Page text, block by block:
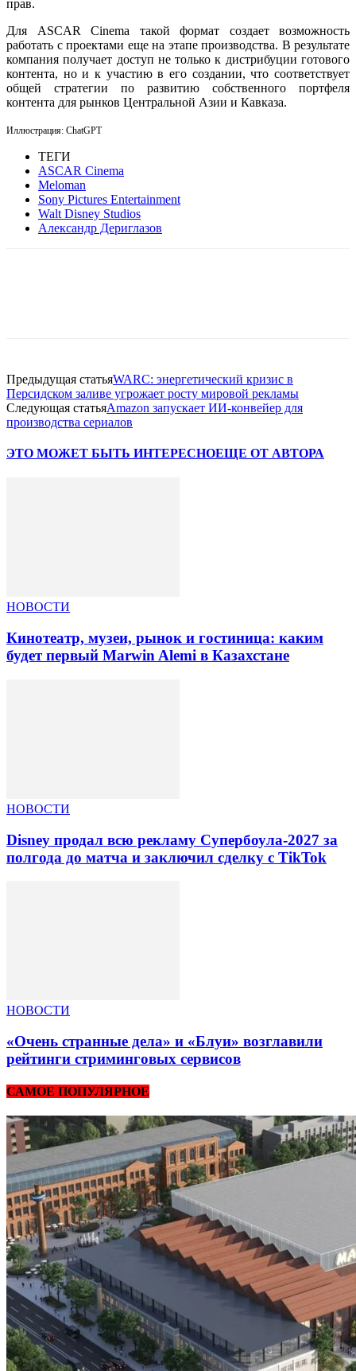
прав.
Для ASCAR Cinema такой формат создает возможность
работать с проектами еще на этапе производства. В результате
компания получает доступ не только к дистрибуции готового
контента, но и к участию в его создании, что соответствует
общей стратегии по развитию собственного портфеля
контента для рынков Центральной Азии и Кавказа.
Иллюстрация: ChatGPT
ТЕГИ
ASCAR Cinema
Meloman
Sony Pictures Entertainment
Walt Disney Studios
Александр Дериглазов
Предыдущая статьяWARC: энергетический кризис в
Персидском заливе угрожает росту мировой рекламы
Следующая статьяAmazon запускает ИИ-конвейер для
производства сериалов
ЭТО МОЖЕТ БЫТЬ ИНТЕРЕСНОЕЩЕ ОТ АВТОРА
НОВОСТИ
Кинотеатр, музеи, рынок и гостиница: каким
будет первый Marwin Alemi в Казахстане
НОВОСТИ
Disney продал всю рекламу Супербоула-2027 за
полгода до матча и заключил сделку с TikTok
НОВОСТИ
«Очень странные дела» и «Блуи» возглавили
рейтинги стриминговых сервисов
САМОЕ ПОПУЛЯРНОЕ